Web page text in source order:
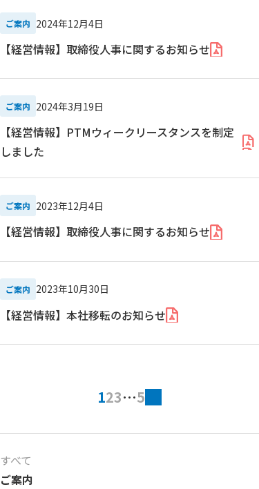
すべて
ご案内
ご案内 2024年12月4日
【経営情報】取締役人事に関するお知らせ
ご案内 2024年3月19日
【経営情報】PTMウィークリースタンスを制定
しました
ご案内 2023年12月4日
【経営情報】取締役人事に関するお知らせ
ご案内 2023年10月30日
【経営情報】本社移転のお知らせ
123…5